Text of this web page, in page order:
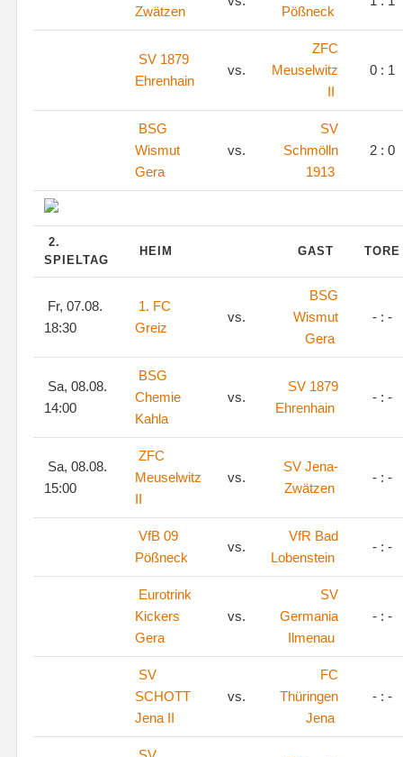
Zwätzen
Pößneck
SV 1879
Ehrenhain
vs.
ZFC
Meuselwitz
II
0 : 1
BSG
Wismut
Gera
vs.
SV
Schmölln
1913
2 : 0
2.
SPIELTAG
HEIM GAST
Fr, 07.08.
18:30
1. FC
Greiz
vs.
BSG
Wismut
Gera
- : -
Sa, 08.08.
14:00
BSG
Chemie
Kahla
vs.
SV 1879
Ehrenhain
- : -
Sa, 08.08.
15:00
ZFC
Meuselwitz
II
vs.
SV Jena-
Zwätzen
- : -
VfB 09
Pößneck
vs.
VfR Bad
Lobenstein
- : -
Eurotrink
Kickers
Gera
vs.
SV
Germania
Ilmenau
- : -
SV
SCHOTT
Jena II
vs.
FC
Thüringen
Jena
- : -